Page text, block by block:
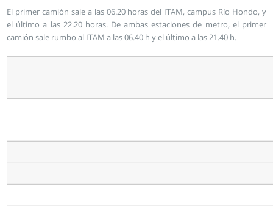
El primer camión sale a las 06.20 horas del ITAM, campus Río Hondo, y
el último a las 22.20 horas. De ambas estaciones de metro, el primer
camión sale rumbo al ITAM a las 06.40 h y el último a las 21.40 h.